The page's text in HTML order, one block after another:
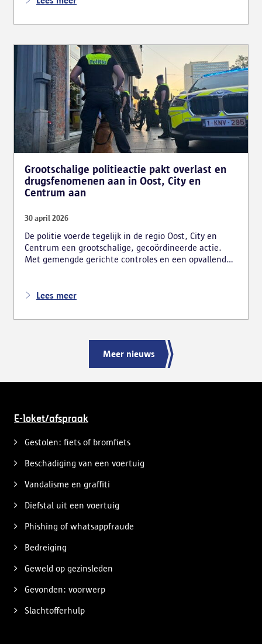
Grootschalige politieactie pakt overlast en
drugsfenomenen aan in Oost, City en
Centrum aan
30 april 2026
De politie voerde tegelijk in de regio Oost, City en
Centrum een grootschalige, gecoördineerde actie.
Met gemengde gerichte controles en een opvallend
onveiligheidsgevoel in de verschillende wijken
Lees meer
Meer nieuws
E-loket/afspraak
Gestolen: fiets of bromfiets
Beschadiging van een voertuig
Vandalisme en graffiti
Diefstal uit een voertuig
Phishing of whatsappfraude
Bedreiging
Geweld op gezinsleden
Gevonden: voorwerp
Slachtofferhulp